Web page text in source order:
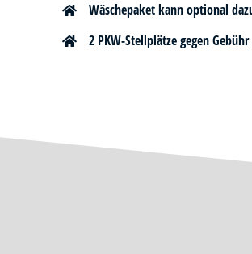
Wäschepaket kann optional
2 PKW-Stellplätze gegen